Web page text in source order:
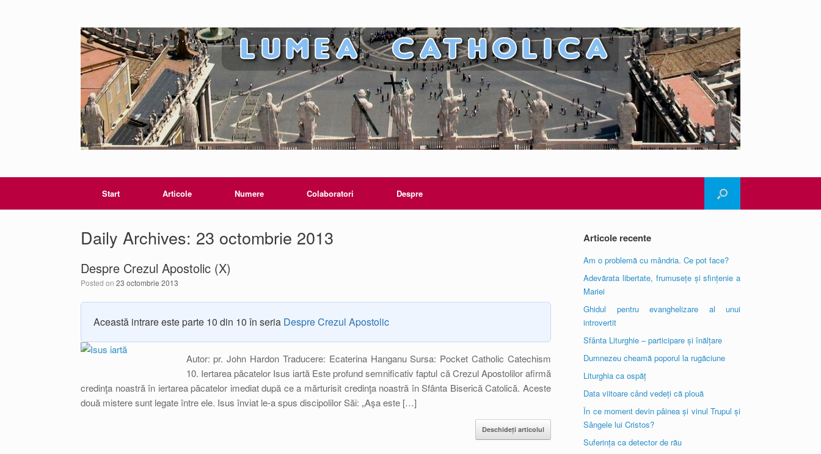
Start Articole Numere Colaboratori Despre
Daily Archives: 23 octombrie 2013
Despre Crezul Apostolic (X)
Posted on 23 octombrie 2013
Această intrare este parte 10 din 10 în seria Despre Crezul Apostolic
Autor: pr. John Hardon Traducere: Ecaterina Hanganu Sursa: Pocket Catholic Catechism
10. Iertarea păcatelor Isus iartă Este profund semnificativ faptul că Crezul Apostolilor afirmă
credinţa noastră în iertarea păcatelor imediat după ce a mărturisit credinţa noastră în Sfânta Biserică Catolică. Aceste
două mistere sunt legate între ele. Isus înviat le-a spus discipolilor Săi: „Aşa este […]
Deschideți articolul
Articole recente
Am o problemă cu mândria. Ce pot face?
Adevărata libertate, frumusețe și sfințenie a
Mariei
Ghidul pentru evanghelizare al unui
introvertit
Sfânta Liturghie – participare și înălțare
Dumnezeu cheamă poporul la rugăciune
Liturghia ca ospăț
Data viitoare când vedeți că plouă
În ce moment devin pâinea și vinul Trupul și
Sângele lui Cristos?
Suferința ca detector de rău